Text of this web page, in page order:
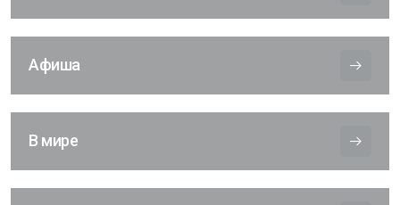
Афиша
В мире